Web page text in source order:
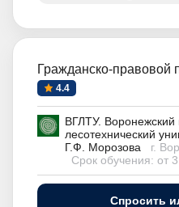
Гражданско-правовой
4.4
ВГЛТУ. Воронежский
лесотехнический
Г.Ф. Морозова
г.
Срок обучения: от
Спросить